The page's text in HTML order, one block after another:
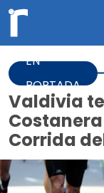
EN
PORTADA
Valdivia
Corrida